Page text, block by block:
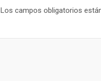
Los campos obligatorios